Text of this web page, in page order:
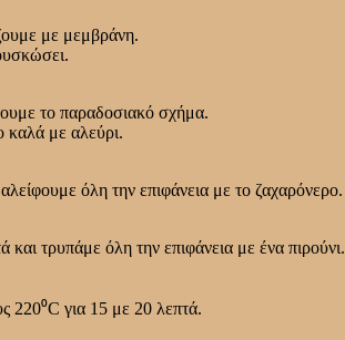
με μεμβράνη.
το παραδοσιακό σχήμα.
με αλεύρι.
όλη την επιφάνεια με το ζαχαρόνερο.
τρυπάμε όλη την επιφάνεια με ένα πιρούνι.
για 15 με 20 λεπτά.